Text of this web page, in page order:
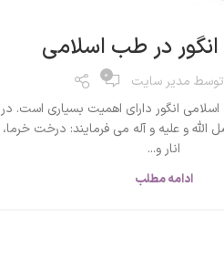
در طب اسلامی
توسط مدیر سایت 0
انگور دارای اهمیت بسیاری است. در
الله و علیه و آله می فرمایند: درخت خرما،
انار و...
ادامه مطلب